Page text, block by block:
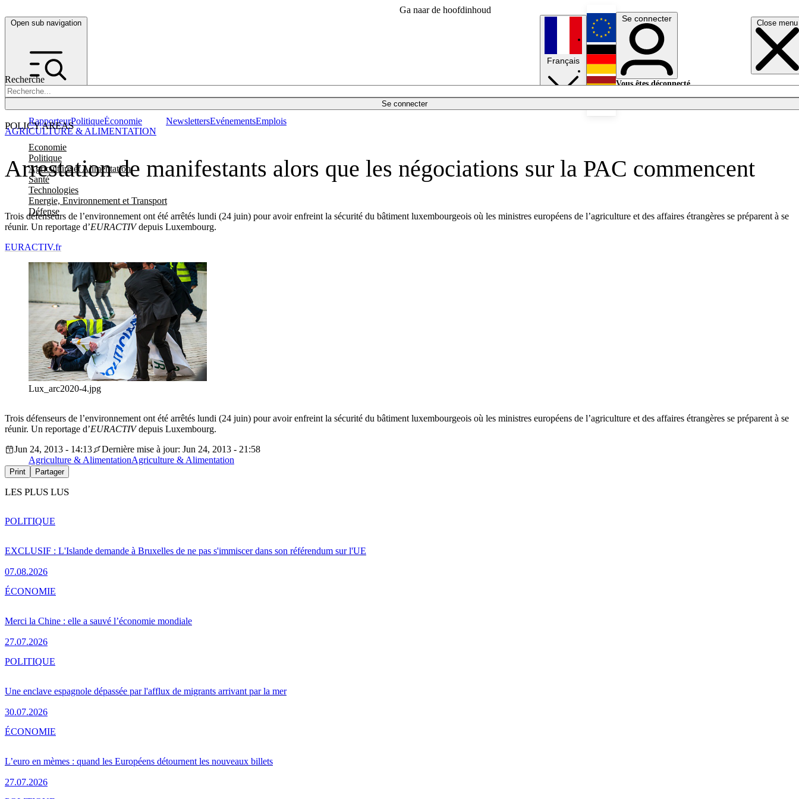
Ga naar de hoofdinhoud
Open sub navigation Close menu
Recherche
Se connecter
POLICY AREAS
Economie
Politique
Agriculture et Alimentation
Santé
Technologies
Energie, Environnement et Transport
Défense
RapporteurPolitiqueÉconomie NewslettersEvénementsEmplois
Français
English
Deutsch
Se connecter
Vous êtes déconnecté.
Arrestation de manifestants alors que les négociations sur la PAC commencent
Trois défenseurs de l’environnement ont été arrêtés lundi (24 juin) pour avoir enfreint la sécurité du bâtiment luxembourgeois où les ministres européens de l’agriculture et des affaires étrangères se préparent à se
réunir. Un reportage d’EURACTIVdepuis Luxembourg.
AGRICULTURE & ALIMENTATION
EURACTIV.fr
Lux_arc2020-4.jpg
Trois défenseurs de l’environnement ont été arrêtés lundi (24 juin) pour avoir enfreint la sécurité du bâtiment luxembourgeois où les ministres européens de l’agriculture et des affaires étrangères se préparent à se
réunir. Un reportage d’EURACTIVdepuis Luxembourg.
Jun 24, 2013 - 14:13
Dernière mise à jour: Jun 24, 2013 - 21:58
Agriculture & AlimentationAgriculture & Alimentation
Print Partager
LES PLUS LUS
EXCLUSIF : L'Islande demande à Bruxelles de ne pas s'immiscer dans son référendum sur l'UE
07.08.2026
POLITIQUE
Merci la Chine : elle a sauvé l’économie mondiale
27.07.2026
ÉCONOMIE
Une enclave espagnole dépassée par l'afflux de migrants arrivant par la mer
30.07.2026
POLITIQUE
L’euro en mèmes : quand les Européens détournent les nouveaux billets
27.07.2026
ÉCONOMIE